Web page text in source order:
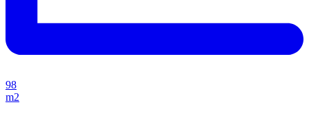
98
m2